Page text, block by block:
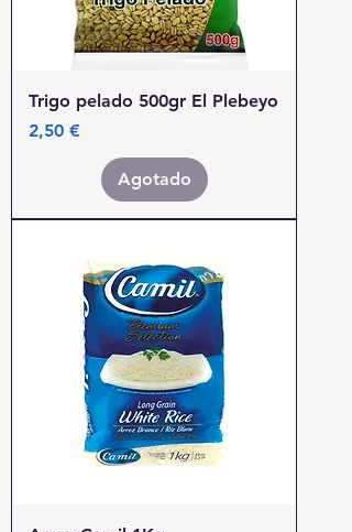
Trigo pelado 500gr El Plebeyo
Precio
2,50 €
Agotado